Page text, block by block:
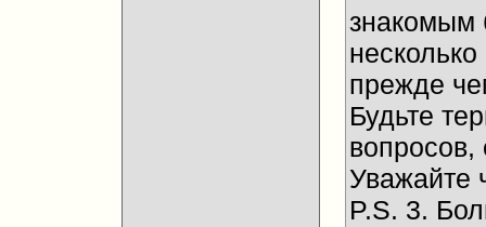
знакомым
прежде
Будьте
вопросов,
Уважайте
P.S. 3.